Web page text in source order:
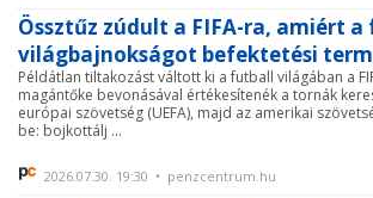
Össztűz zúdult a FIFA-ra, amiért
világbajnokságot befektetési
Példátlan tiltakozást váltott ki a futball világában a
magántőke bevonásával értékesítenék a tornák
európai szövetség (UEFA), majd az amerikai
be: bojkottálj ...
2026.07.30. 19:30 • penzcentrum.hu